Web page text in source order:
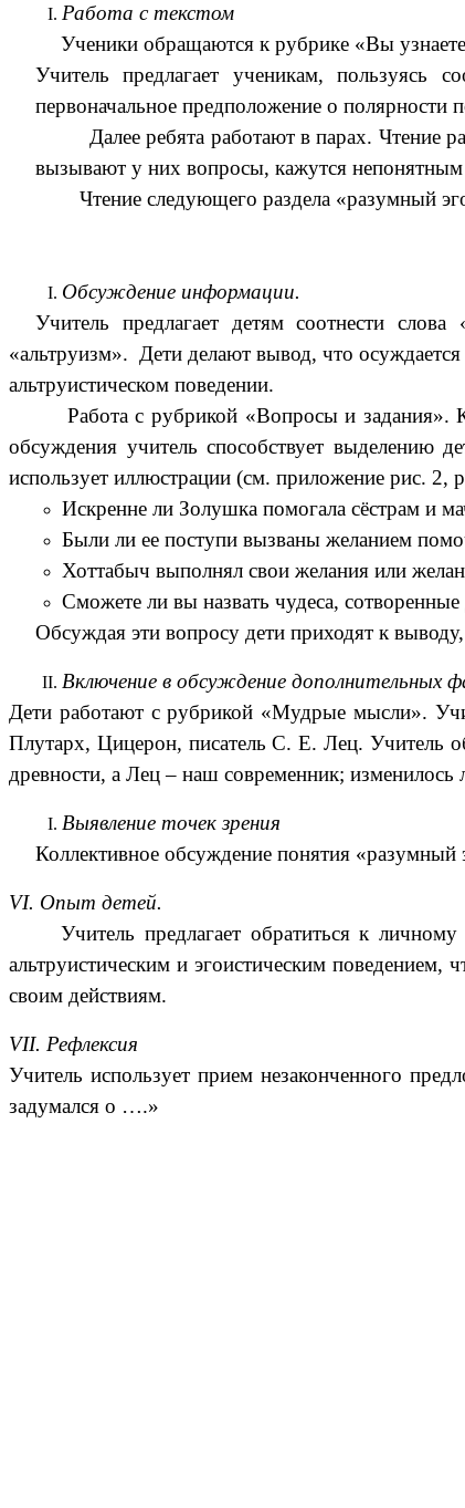
Работа с текстом
Ученики обращаются к рубрике «Вы
Учитель предлагает ученикам, пользуясь
первоначальное предположение о
Далее ребята работают в парах. Чтение
вызывают у них вопросы, кажутся
Чтение следующего раздела «разумный
Обсуждение информации.
Учитель предлагает детям соотнести
«альтруизм». Дети делают вывод, что
альтруистическом поведении.
Работа с рубрикой «Вопросы и задания».
обсуждения учитель способствует выделению
использует иллюстрации (см. приложение рис. 2,
Искренне ли Золушка помогала сёстрам и
Были ли ее поступи вызваны желанием
Хоттабыч выполнял свои желания или
Сможете ли вы назвать чудеса,
Обсуждая эти вопросу дети приходят к
Включение в обсуждение дополнительных
Дети работают с рубрикой «Мудрые мысли».
Плутарх, Цицерон, писатель С. Е. Лец. Учитель
древности, а Лец – наш современник;
Выявление точек зрения
Коллективное обсуждение понятия «разумный
VI. Опыт детей.
Учитель предлагает обратиться к
альтруистическим и эгоистическим
своим действиям.
VII. Рефлексия
Учитель использует прием незаконченного
задумался о ….»